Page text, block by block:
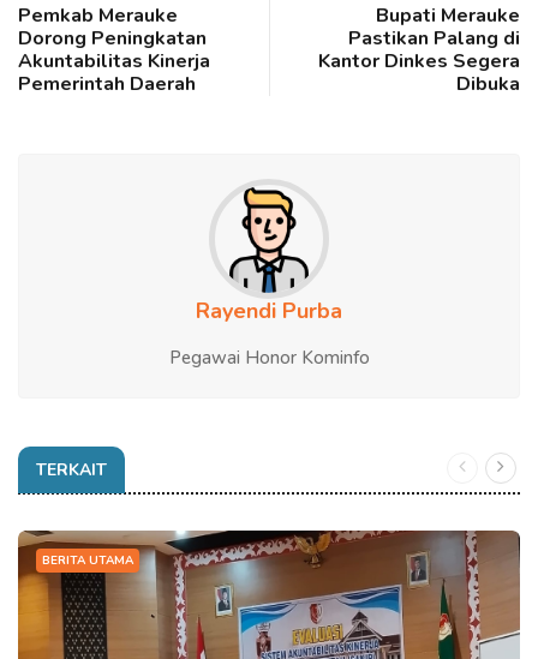
Pemkab Merauke
Dorong Peningkatan
Akuntabilitas Kinerja
Pemerintah Daerah
Bupati Merauke
Pastikan Palang di
Kantor Dinkes Segera
Dibuka
Rayendi Purba
Pegawai Honor Kominfo
TERKAIT
BERITA UTAMA